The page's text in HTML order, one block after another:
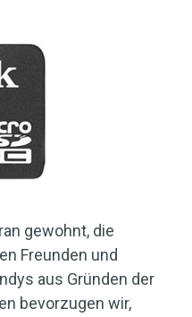
gewohnt, die
Freunden und
aus Gründen der
bevorzugen wir,